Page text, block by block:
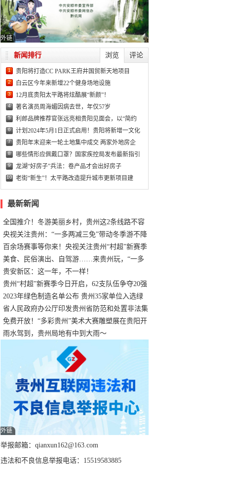
外链
浏览 评论
新闻排行
1 贵阳将打造CC PARK王府井国贸新天地项目
2 白云区今年来新增22个健身场地设施
3 12月底贵阳太平路将炫酷展“新颜”！
4 著名演员周海媚因病去世，年仅57岁
5 利郎品牌推荐官张远亮相贵阳见面会，以“简约
6 计划2024年5月1日正式启用！贵阳将新增一文化
7 贵阳年末迎来一轮土地集中成交 两家外地房企
8 哪些情形应佩戴口罩？国家疾控局发布最新指引
9 龙湖“好房子”兵法：卷产品才会出好房子
10 老街“新生”！太平路改造提升城市更新项目建
最新新闻
全国推介！冬游美丽乡村，贵州这2条线路不容
错过
央视关注贵州：“一多两减三免”带动冬季游不降
温
百余场赛事等你来！央视关注贵州“村超”新赛季
正式“打响”
美食、民俗演出、自驾游……来贵州玩，“一多
两减三免”！
贵安新区：这一年，不一样！
贵州“村超”新赛季今日开启，62支队伍争夺20强
名额
2023年绿色制造名单公布 贵州35家单位入选绿
色工厂
省人民政府办公厅印发贵州省防范和处置非法集
资工作实施细则
免费开放！“多彩贵州”美术大赛雕塑展在贵阳开
展，持续至1月19日
雨水驾到，贵州局地有中到大雨～
外链
举报邮箱：qianxun162@163.com
违法和不良信息举报电话：15519583885